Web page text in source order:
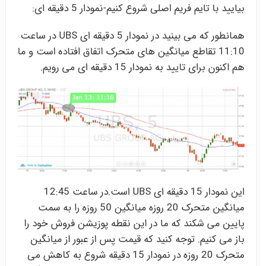
بیایید با تایم فریم اصلی شروع کنیم-نمودار 5 دقیقه ای:
همانطور که می بینید در نمودار 5 دقیقه ای UBS در ساعت
11:10 تقاطع میانگین های متحرک اتفاق افتاده است و ما
هم اکنون برای تایید به نمودار 15 دقیقه ای می رویم.
این نمودار 15 دقیقه ای UBS است.در ساعت 12:45
میانگین متحرک 20 روزه میانگین 50 روزه را به سمت
پایین می شکند که ما در این نقطه پوزیشن فروش خود را
باز می کنیم. توجه کنید که قیمت پس از عبور از میانگین
متحرک 20 روزه در نمودار 15 دقیقه شروع به کاهش می